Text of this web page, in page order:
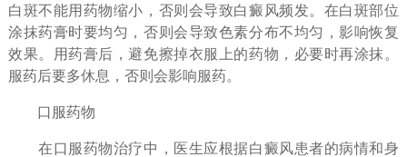
白斑不能用药物缩小，否则会导致白癜风频发。在白斑部位
涂抹药膏时要均匀，否则会导致色素分布不均匀，影响恢复
效果。用药膏后，避免擦掉衣服上的药物，必要时再涂抹。
服药后要多休息，否则会影响服药。
口服药物
在口服药物治疗中，医生应根据白癜风患者的病情和身